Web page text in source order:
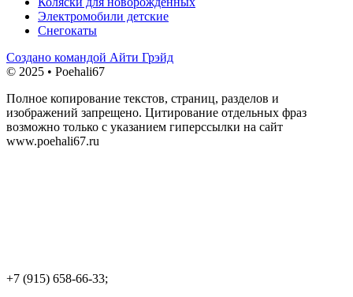
Электромобили детские
Снегокаты
Создано командой Айти Грэйд
© 2025 • Poehali67
Полное копирование текстов, страниц, разделов и
изображений запрещено. Цитирование отдельных фраз
возможно только с указанием гиперссылки на сайт
www.poehali67.ru
+7 (915) 658-66-33;